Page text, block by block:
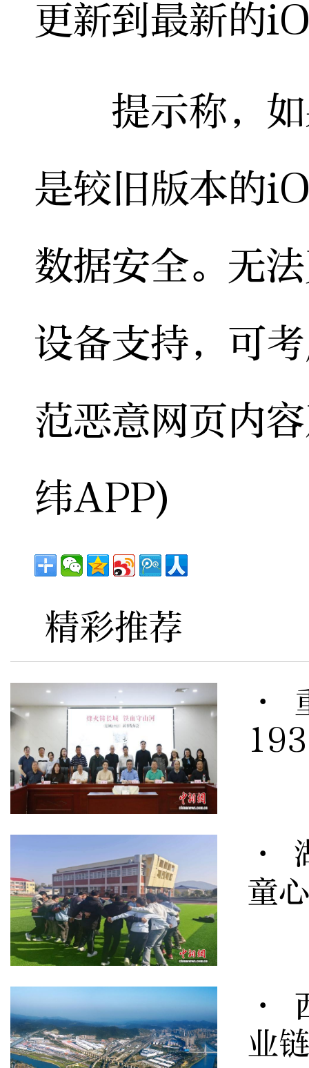
更新到最新的
提示称，如
是较旧版本的
数据安全。无
设备支持，可
范恶意网页内
纬APP)
精彩推荐
·
·
童
·
业